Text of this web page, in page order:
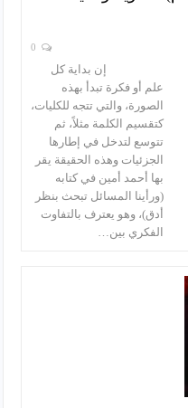
إن بداية كل
علم أو فكرة تبدأ بهذه
الصورة، والتي تتجه للكليات،
كتقسيم الكلمة مثلاً، ثم
تتوسع لتدخل في إطارها
الجزئيات وهذه الحقيقة يقر
بها أحمد أمين في كتابه
(ورأينا المسائل تبحث بنظر
أدق)، وهو يعترف بالتفاوت
الفكري بين…